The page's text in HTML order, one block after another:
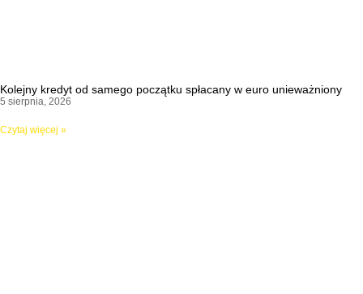
Kolejny kredyt od samego początku spłacany w euro unieważniony
5 sierpnia, 2026
Czytaj więcej »